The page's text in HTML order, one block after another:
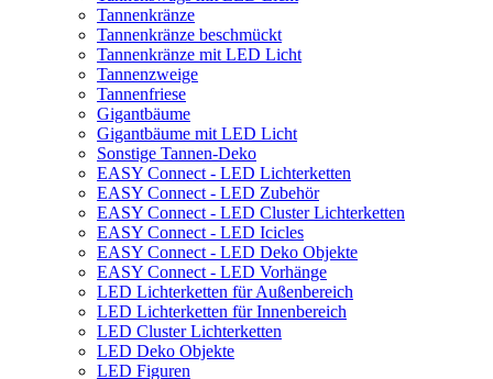
Tannenkränze
Tannenkränze beschmückt
Tannenkränze mit LED Licht
Tannenzweige
Tannenfriese
Gigantbäume
Gigantbäume mit LED Licht
Sonstige Tannen-Deko
EASY Connect - LED Lichterketten
EASY Connect - LED Zubehör
EASY Connect - LED Cluster Lichterketten
EASY Connect - LED Icicles
EASY Connect - LED Deko Objekte
EASY Connect - LED Vorhänge
LED Lichterketten für Außenbereich
LED Lichterketten für Innenbereich
LED Cluster Lichterketten
LED Deko Objekte
LED Figuren